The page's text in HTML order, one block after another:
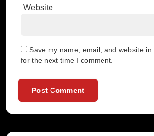
Website
Save my name, email, and website in
for the next time I comment.